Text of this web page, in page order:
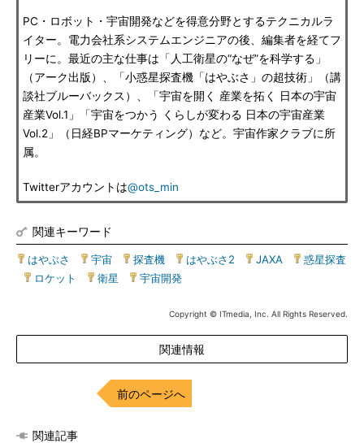
PC・ロボット・宇宙開発などを得意分野とするテクニカルラ
イター。電力会社系システムエンジニアの後、編集者を経てフ
リーに。最近の主な仕事は「人工衛星の“なぜ”を科学する」
（アーク出版）、「小惑星探査機「はやぶさ」の超技術」（講
談社ブルーバックス）、「宇宙を開く 産業を拓く 日本の宇宙
産業Vol.1」「宇宙をつかう くらしが変わる 日本の宇宙産業
Vol.2」（日経BPマーケティング）など。宇宙作家クラブに所
属。
Twitterアカウントは@ots_min
関連キーワード
はやぶさ 宇宙 探査機 はやぶさ2 JAXA
惑星探査
ロケット 衛星 宇宙開発
Copyright © ITmedia, Inc. All Rights Reserved.
関連情報
前のページへ
関連記事